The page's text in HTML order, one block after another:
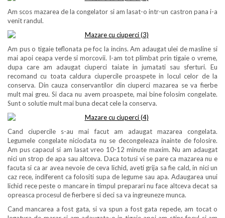
Am scos mazarea de la congelator si am lasat-o intr-un castron pana i-a
venit randul.
Am pus o tigaie teflonata pe foc la incins. Am adaugat ulei de masline si
mai apoi ceapa verde si morcovii. I-am tot plimbat prin tigaie o vreme,
dupa care am adaugat ciuperci taiate in jumatati sau sferturi. Eu
recomand cu toata caldura ciupercile proaspete in locul celor de la
conserva. Din cauza conservantilor din ciuperci mazarea se va fierbe
mult mai greu. Si daca nu avem proaspete, mai bine folosim congelate.
Sunt o solutie mult mai buna decat cele la conserva.
Cand ciupercile s-au mai facut am adaugat mazarea congelata.
Legumele congelate niciodata nu se decongeleaza inainte de folosire.
Am pus capacul si am lasat vreo 10-12 minute maxim. Nu am adaugat
nici un strop de apa sau altceva. Daca totusi vi se pare ca mazarea nu e
facuta si ca ar avea nevoie de ceva lichid, aveti grija sa fie cald, in nici un
caz rece, indiferent ca folositi supa de legume sau apa. Adaugarea unui
lichid rece peste o mancare in timpul preparari nu face altceva decat sa
opreasca procesul de fierbere si deci sa va ingreuneze munca.
Cand mancarea a fost gata, si va spun a fost gata repede, am tocat o